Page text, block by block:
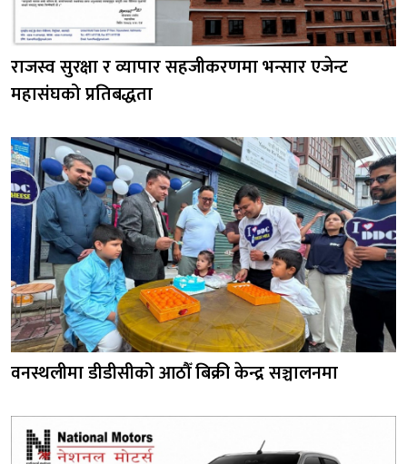
राजस्व सुरक्षा र व्यापार सहजीकरणमा भन्सार एजेन्ट
महासंघको प्रतिबद्धता
वनस्थलीमा डीडीसीको आठौँ बिक्री केन्द्र सञ्चालनमा